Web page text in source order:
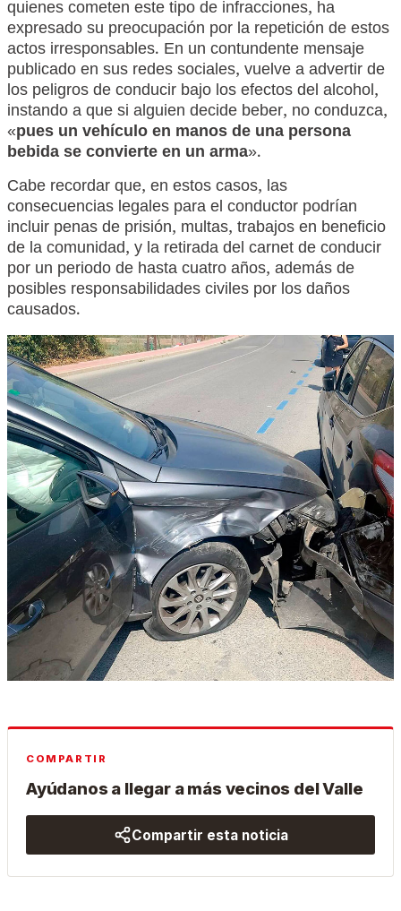
quienes cometen este tipo de infracciones, ha
expresado su preocupación por la repetición de estos
actos irresponsables. En un contundente mensaje
publicado en sus redes sociales, vuelve a advertir de
los peligros de conducir bajo los efectos del alcohol,
instando a que si alguien decide beber, no conduzca,
«pues un vehículo en manos de una persona
bebida se convierte en un arma».
Cabe recordar que, en estos casos, las
consecuencias legales para el conductor podrían
incluir penas de prisión, multas, trabajos en beneficio
de la comunidad, y la retirada del carnet de conducir
por un periodo de hasta cuatro años, además de
posibles responsabilidades civiles por los daños
causados.
COMPARTIR
Ayúdanos a llegar a más vecinos del Valle
Compartir esta noticia